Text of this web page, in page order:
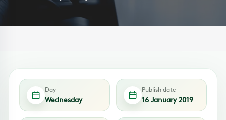
Day
Wednesday
Publish date
16 January 2019